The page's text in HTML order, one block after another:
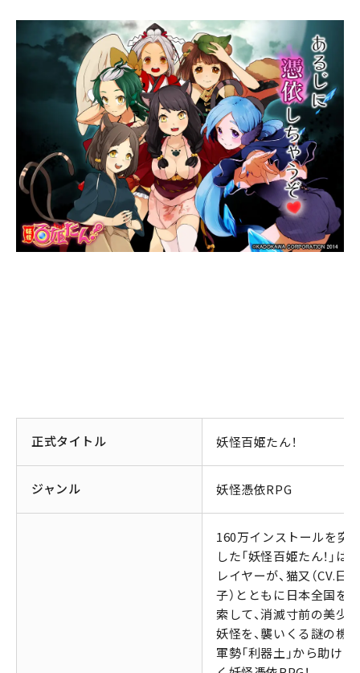
正式タイトル 妖怪百姫たん！
ジャンル 妖怪憑依RPG
160万インストールを突
した「妖怪百姫たん！」は、
レイヤーが、猫又（CV.日
子）とともに日本全国を
索して、消滅寸前の美少
妖怪を、襲いくる謎の機
軍勢「利器土」から助けて